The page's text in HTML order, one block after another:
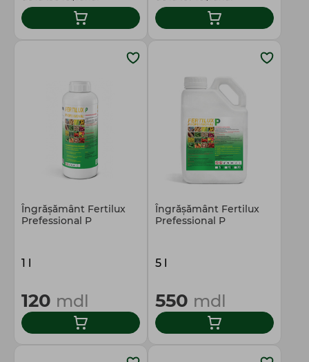
Îngrășământ Fertilux
Prefessional P
1 l
120 mdl
Îngrășământ Fertilux
Prefessional P
5 l
550 mdl